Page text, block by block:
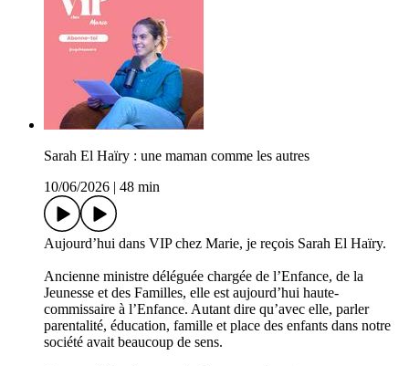
Sarah El Haïry : une maman comme les autres
10/06/2026
48 min
Aujourd’hui dans VIP chez Marie, je reçois Sarah El Haïry.
Ancienne ministre déléguée chargée de l’Enfance, de la
Jeunesse et des Familles, elle est aujourd’hui haute-
commissaire à l’Enfance. Autant dire qu’avec elle, parler
parentalité, éducation, famille et place des enfants dans notre
société avait beaucoup de sens.